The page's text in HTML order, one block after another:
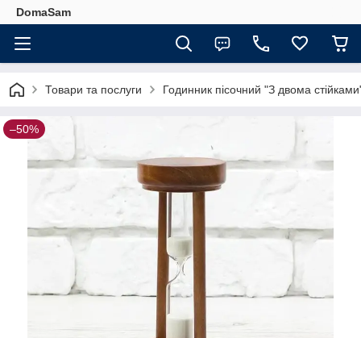
DomaSam
Товари та послуги Годинник пісочний "З двома
–50%